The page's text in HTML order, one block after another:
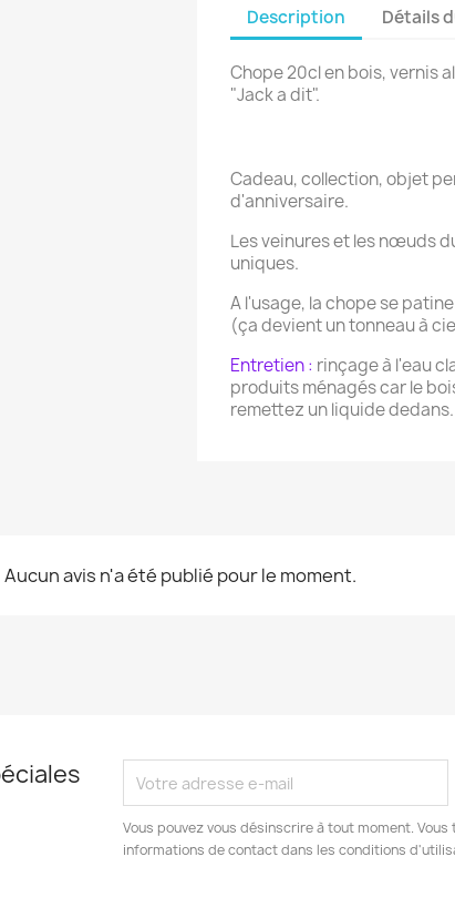
Description Détails
Chope 20cl en bois, vernis
"Jack a dit".
Cadeau, collection, objet
d'anniversaire.
Les veinures et les nœuds
uniques.
A l'usage, la chope se
(ça devient un tonneau à
Entretien : rinçage à l'eau
produits ménagés car le
remettez un liquide dedans.
Aucun avis n'a été publié pour le moment.
Vous pouvez vous désinscrire à tout moment.
informations de contact dans les conditions